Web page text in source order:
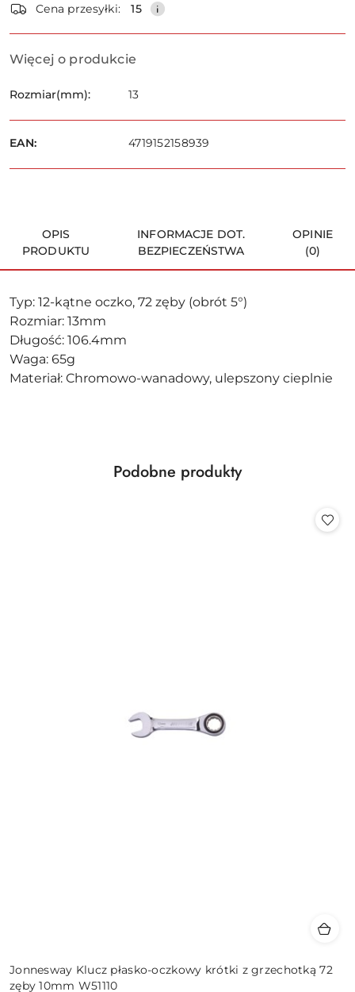
Wyślij
i
dostawa
Cena przesyłki: 15
Więcej o produkcie
Rozmiar(mm): 13
EAN: 4719152158939
OPIS
PRODUKTU
INFORMACJE DOT.
BEZPIECZEŃSTWA
OPINIE
(0)
Typ: 12-kątne oczko, 72 zęby (obrót 5°)
Rozmiar: 13mm
Długość: 106.4mm
Waga: 65g
Materiał: Chromowo-wanadowy, ulepszony cieplnie
Pomiń karuzelę produktów
Produkty
Podobne produkty
Jonnesway Klucz płasko-oczkowy krótki z grzechotką 72
zęby 10mm W51110